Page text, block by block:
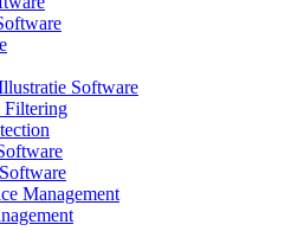
Software
Filtering
Management